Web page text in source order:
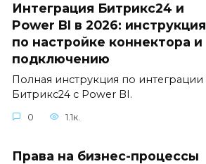
Интеграция Битрикс24 и
Power BI в 2026: инструкция
по настройке коннектора и
подключению
Полная инструкция по интеграции
Битрикс24 с Power BI.
0 1.1к.
Права на бизнес-процессы